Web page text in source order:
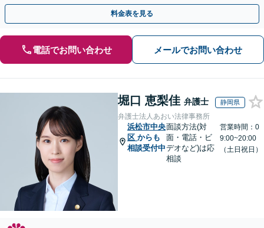
で、弁護士と詳しくお話してみませんか【初回相談無料】
料金表を見る
電話でお問い合わせ メールでお問い合わせ
堀口 恵梨佳 弁護士 静岡県
弁護士法人あおい法律事務所
浜松市中央
区 からも
相談受付中
面談方法(対
面・電話・ビ
デオなど)は応
相談
営業時間：0
9:00~20:00
（土日祝日）